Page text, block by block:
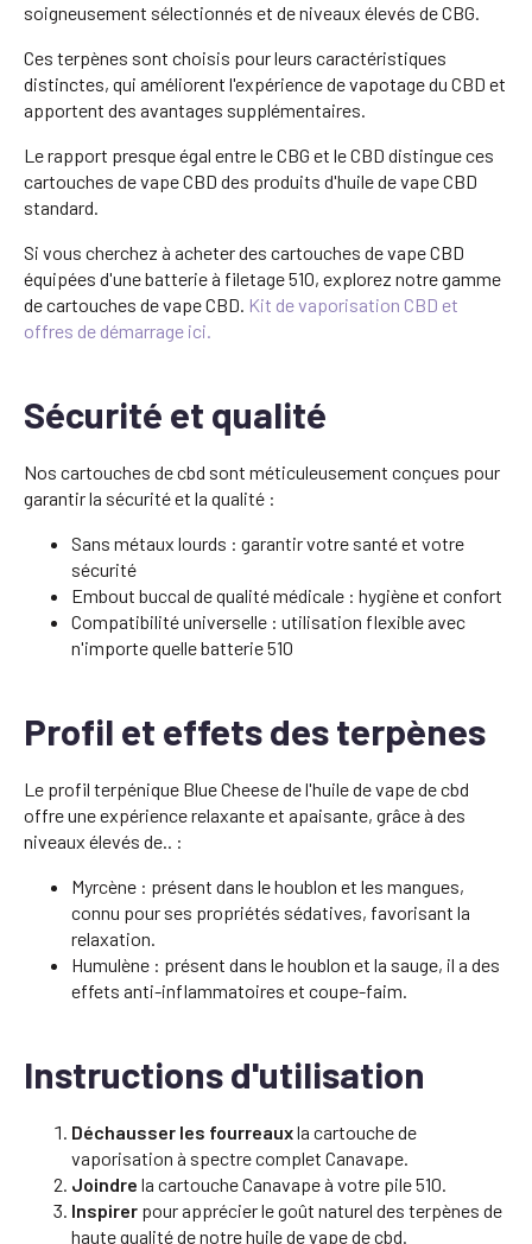
soigneusement sélectionnés et de niveaux élevés de CBG.
Ces terpènes sont choisis pour leurs caractéristiques
distinctes, qui améliorent l'expérience de vapotage du CBD et
apportent des avantages supplémentaires.
Le rapport presque égal entre le CBG et le CBD distingue ces
cartouches de vape CBD des produits d'huile de vape CBD
standard.
Si vous cherchez à acheter des cartouches de vape CBD
équipées d'une batterie à filetage 510, explorez notre gamme
de cartouches de vape CBD. Kit de vaporisation CBD et
offres de démarrage ici.
Sécurité et qualité
Nos cartouches de cbd sont méticuleusement conçues pour
garantir la sécurité et la qualité :
Sans métaux lourds : garantir votre santé et votre
sécurité
Embout buccal de qualité médicale : hygiène et confort
Compatibilité universelle : utilisation flexible avec
n'importe quelle batterie 510
Profil et effets des terpènes
Le profil terpénique Blue Cheese de l'huile de vape de cbd
offre une expérience relaxante et apaisante, grâce à des
niveaux élevés de.. :
Myrcène : présent dans le houblon et les mangues,
connu pour ses propriétés sédatives, favorisant la
relaxation.
Humulène : présent dans le houblon et la sauge, il a des
effets anti-inflammatoires et coupe-faim.
Instructions d'utilisation
Déchausser les fourreauxla cartouche de
vaporisation à spectre complet Canavape.
Joindre la cartouche Canavape à votre pile 510.
Inspirer pour apprécier le goût naturel des terpènes de
haute qualité de notre huile de vape de cbd.